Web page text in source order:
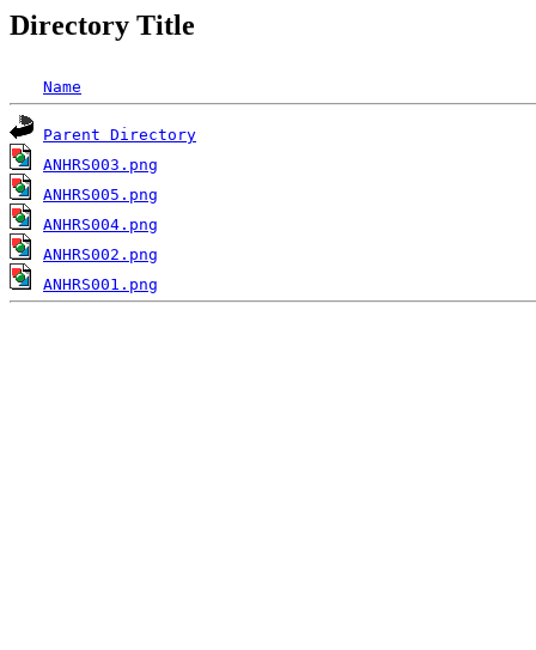
Directory Title
Name
Parent Directory
ANHRS003.png
ANHRS005.png
ANHRS004.png
ANHRS002.png
ANHRS001.png